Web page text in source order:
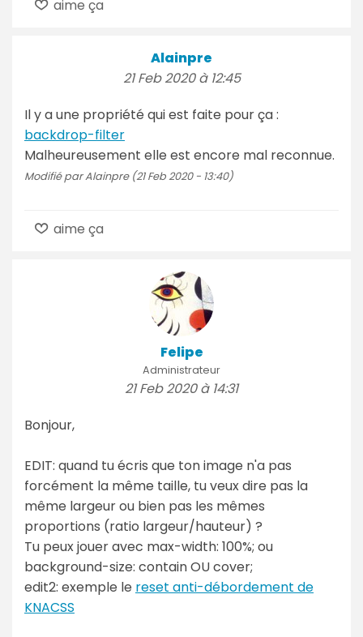
aime ça
Alainpre
21 Feb 2020 à 12:45
Il y a une propriété qui est faite pour ça :
backdrop-filter
Malheureusement elle est encore mal reconnue.
Modifié par Alainpre (21 Feb 2020 - 13:40)
aime ça
Felipe
Administrateur
21 Feb 2020 à 14:31
Bonjour,
EDIT: quand tu écris que ton image n'a pas
forcément la même taille, tu veux dire pas la
même largeur ou bien pas les mêmes
proportions (ratio largeur/hauteur) ?
Tu peux jouer avec max-width: 100%; ou
background-size: contain OU cover;
edit2: exemple le reset anti-débordement de
KNACSS